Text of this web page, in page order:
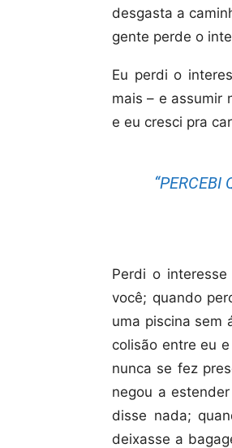
desgasta a
gente perde o
Eu perdi o
mais – e assumir
e eu cresci pra
“PERCEBI
Perdi o
você; quando
uma piscina sem
colisão entre eu
nunca se fez
negou a
disse nada;
deixasse a